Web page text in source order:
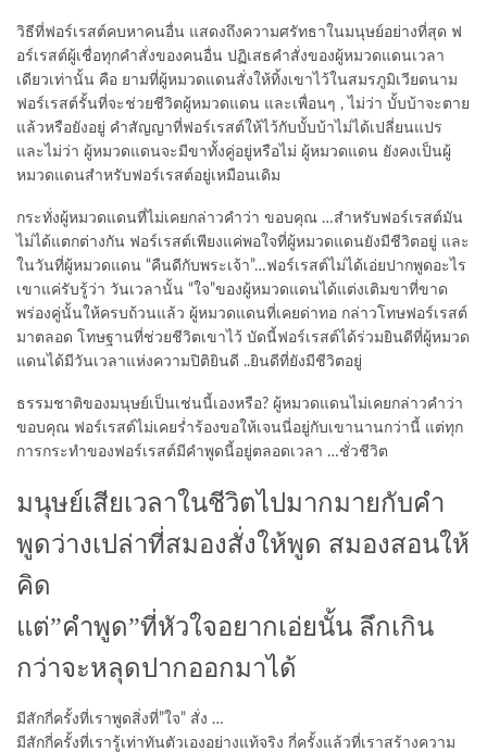
วิธีที่ฟอร์เรสต์คบหาคนอื่น แสดงถึงความศรัทธาในมนุษย์อย่างที่สุด ฟ
อร์เรสต์ผู้เชื่อทุกคำสั่งของคนอื่น ปฏิเสธคำสั่งของผู้หมวดแดนเวลา
เดียวเท่านั้น คือ ยามที่ผู้หมวดแดนสั่งให้ทิ้งเขาไว้ในสมรภูมิเวียดนาม
ฟอร์เรสต์รั้นที่จะช่วยชีวิตผู้หมวดแดน และเพื่อนๆ , ไม่ว่า บั้บบ้าจะตาย
แล้วหรือยังอยู่ คำสัญญาที่ฟอร์เรสต์ให้ไว้กับบั้บบ้าไม่ได้เปลี่ยนแปร
และไม่ว่า ผู้หมวดแดนจะมีขาทั้งคู่อยู่หรือไม่ ผู้หมวดแดน ยังคงเป็นผู้
หมวดแดนสำหรับฟอร์เรสต์อยู่เหมือนเดิม
กระทั่งผู้หมวดแดนที่ไม่เคยกล่าวคำว่า ขอบคุณ …สำหรับฟอร์เรสต์มัน
ไม่ได้แตกต่างกัน ฟอร์เรสต์เพียงแค่พอใจที่ผู้หมวดแดนยังมีชีวิตอยู่ และ
ในวันที่ผู้หมวดแดน “คืนดีกับพระเจ้า”…ฟอร์เรสต์ไม่ได้เอ่ยปากพูดอะไร
เขาแค่รับรู้ว่า วันเวลานั้น “ใจ”ของผู้หมวดแดนได้แต่งเติมขาที่ขาด
พร่องคู่นั้นให้ครบถ้วนแล้ว ผู้หมวดแดนที่เคยด่าทอ กล่าวโทษฟอร์เรสต์
มาตลอด โทษฐานที่ช่วยชีวิตเขาไว้ บัดนี้ฟอร์เรสต์ได้ร่วมยินดีที่ผู้หมวด
แดนได้มีวันเวลาแห่งความปิติยินดี ..ยินดีที่ยังมีชีวิตอยู่
ธรรมชาติของมนุษย์เป็นเช่นนี้เองหรือ? ผู้หมวดแดนไม่เคยกล่าวคำว่า
ขอบคุณ ฟอร์เรสต์ไม่เคยร่ำร้องขอให้เจนนี่อยู่กับเขานานกว่านี้ แต่ทุก
การกระทำของฟอร์เรสต์มีคำพูดนี้อยู่ตลอดเวลา …ชั่วชีวิต
มนุษย์เสียเวลาในชีวิตไปมากมายกับคำ
พูดว่างเปล่าที่สมองสั่งให้พูด สมองสอนให้
คิด
แต่”คำพูด”ที่หัวใจอยากเอ่ยนั้น ลึกเกิน
กว่าจะหลุดปากออกมาได้
มีสักกี่ครั้งที่เราพูดสิ่งที่”ใจ” สั่ง …
มีสักกี่ครั้งที่เรารู้เท่าทันตัวเองอย่างแท้จริง กี่ครั้งแล้วที่เราสร้างความ